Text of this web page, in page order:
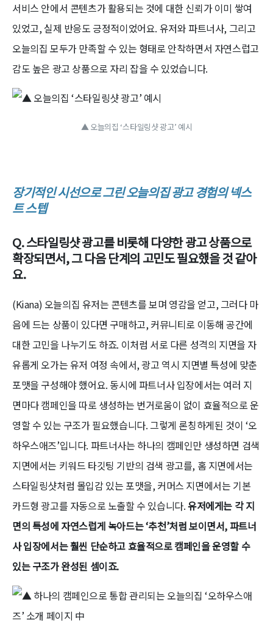
서비스 안에서 콘텐츠가 활용되는 것에 대한 신뢰가 이미 쌓여
있었고, 실제 반응도 긍정적이었어요. 유저와 파트너사, 그리고
오늘의집 모두가 만족할 수 있는 형태로 안착하면서 자연스럽고
감도 높은 광고 상품으로 자리 잡을 수 있었습니다.
▲ 오늘의집 ‘스타일링샷 광고’ 예시
장기적인 시선으로 그린 오늘의집 광고 경험의 넥스
트 스텝
Q. 스타일링샷 광고를 비롯해 다양한 광고 상품으로
확장되면서, 그 다음 단계의 고민도 필요했을 것 같아
요.
(Kiana) 오늘의집 유저는 콘텐츠를 보며 영감을 얻고, 그러다 마
음에 드는 상품이 있다면 구매하고, 커뮤니티로 이동해 공간에
대한 고민을 나누기도 하죠. 이처럼 서로 다른 성격의 지면을 자
유롭게 오가는 유저 여정 속에서, 광고 역시 지면별 특성에 맞춘
포맷을 구성해야 했어요. 동시에 파트너사 입장에서는 여러 지
면마다 캠페인을 따로 생성하는 번거로움이 없이 효율적으로 운
영할 수 있는 구조가 필요했습니다. 그렇게 론칭하게된 것이 ‘오
하우스애즈’입니다. 파트너사는 하나의 캠페인만 생성하면 검색
지면에서는 키워드 타깃팅 기반의 검색 광고를, 홈 지면에서는
스타일링샷처럼 몰입감 있는 포맷을, 커머스 지면에서는 기본
카드형 광고를 자동으로 노출할 수 있습니다.유저에게는 각 지
면의 특성에 자연스럽게 녹아드는 ‘추천’처럼 보이면서, 파트너
사 입장에서는 훨씬 단순하고 효율적으로 캠페인을 운영할 수
있는 구조가 완성된 셈이죠.